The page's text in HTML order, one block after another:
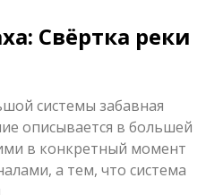
Свёртка реки
системы забавная
описывается в большей
в конкретный момент
а тем, что система